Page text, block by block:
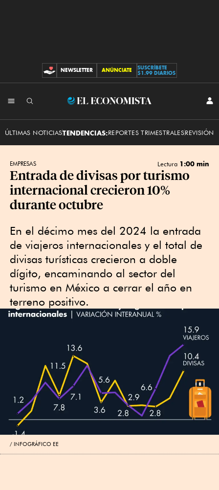
CONTRIBUCIONES
NEWSLETTER ANÚNCIATE
SUSCRÍBETE
$1.99 DIARIOS
El
ÚLTIMAS NOTICIASTENDENCIAS:REPORTES TRIMESTRALESREVISIÓN
EMPRESAS Lectura 1:00 min
Entrada de divisas por turismo
internacional crecieron 10%
durante octubre
En el décimo mes del 2024 la entrada
de viajeros internacionales y el total de
divisas turísticas crecieron a doble
dígito, encaminando al sector del
turismo en México a cerrar el año en
terreno positivo.
INFOGRÁFICO EE